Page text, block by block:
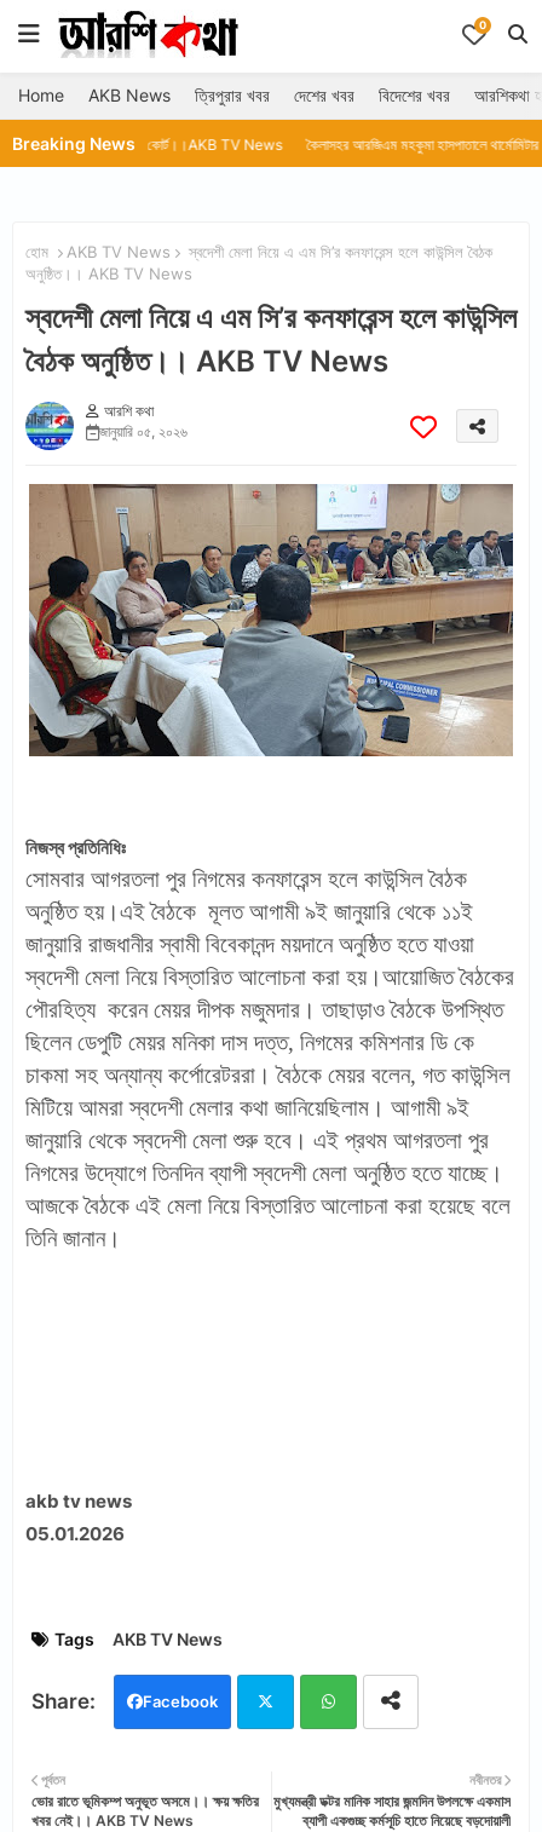
0
Home AKB News ত্রিপুরার খবর দেশের খবর বিদেশের খবর আরশিকথা
Breaking News
হাই কোর্ট।।AKB TV News কৈলাসহর আরজিএম মহকুমা হাসপাতালে থার্মোমিটার নেই।।AKB TV
হোম AKB TV News
স্বদেশী মেলা নিয়ে এ এম সি’র কনফারেন্স হলে কাউন্সিল বৈঠক
অনুষ্ঠিত।। AKB TV News
স্বদেশী মেলা নিয়ে এ এম সি’র কনফারেন্স হলে কাউন্সিল
বৈঠক অনুষ্ঠিত।। AKB TV News
আরশি কথা
জানুয়ারি ০৫, ২০২৬
নিজস্ব প্রতিনিধিঃ
সোমবার আগরতলা পুর নিগমের কনফারেন্স হলে কাউন্সিল বৈঠক
অনুষ্ঠিত হয়।এই বৈঠকে মূলত আগামী ৯ই জানুয়ারি থেকে ১১ই
জানুয়ারি রাজধানীর স্বামী বিবেকানন্দ ময়দানে অনুষ্ঠিত হতে যাওয়া
স্বদেশী মেলা নিয়ে বিস্তারিত আলোচনা করা হয়।আয়োজিত বৈঠকের
পৌরহিত্য করেন মেয়র দীপক মজুমদার। তাছাড়াও বৈঠকে উপস্থিত
ছিলেন ডেপুটি মেয়র মনিকা দাস দত্ত, নিগমের কমিশনার ডি কে
চাকমা সহ অন্যান্য কর্পোরেটররা। বৈঠকে মেয়র বলেন, গত কাউন্সিল
মিটিয়ে আমরা স্বদেশী মেলার কথা জানিয়েছিলাম। আগামী ৯ই
জানুয়ারি থেকে স্বদেশী মেলা শুরু হবে। এই প্রথম আগরতলা পুর
নিগমের উদ্যোগে তিনদিন ব্যাপী স্বদেশী মেলা অনুষ্ঠিত হতে যাচ্ছে।
আজকে বৈঠকে এই মেলা নিয়ে বিস্তারিত আলোচনা করা হয়েছে বলে
তিনি জানান।
akb tv news
05.01.2026
Tags AKB TV News
Facebook
tter ats
নবীনতর
মুখ্যমন্ত্রী ডক্টর মানিক সাহার জন্মদিন উপলক্ষে একমাস
ব্যাপী একগুচ্ছ কর্মসূচি হাতে নিয়েছে বড়দোয়ালী
পূর্বতন
ভোর রাতে ভূমিকম্প অনুভূত অসমে।। ক্ষয় ক্ষতির
খবর নেই।। AKB TV News